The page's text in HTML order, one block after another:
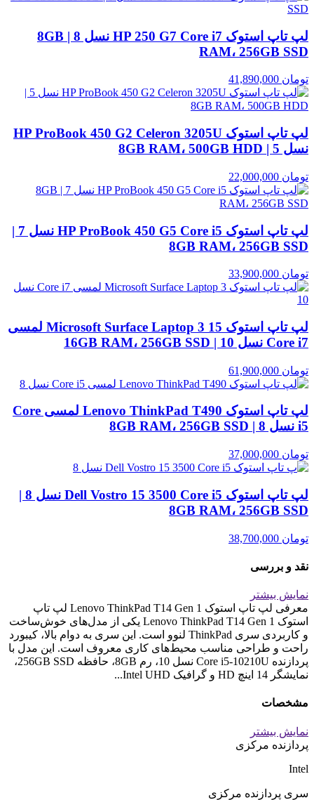
لپ تاپ استوک HP 250 G7 Core i7 نسل 8 | 8GB
RAM، 256GB SSD
تومان
لپ تاپ استوک HP ProBook 450 G2 Celeron 3205U
نسل 5 | 8GB RAM، 500GB HDD
تومان
لپ تاپ استوک HP ProBook 450 G5 Core i5 نسل 7 |
8GB RAM، 256GB SSD
تومان
لپ تاپ استوک Microsoft Surface Laptop 3 15 لمسی
Core i7 نسل 10 | 16GB RAM، 256GB SSD
تومان
لپ تاپ استوک Lenovo ThinkPad T490 لمسی Core
i5 نسل 8 | 8GB RAM، 256GB SSD
تومان
لپ تاپ استوک Dell Vostro 15 3500 Core i5 نسل 8 |
8GB RAM، 256GB SSD
تومان
نقد و بررسی
نمایش بیشتر
معرفی لپ تاپ استوک Lenovo ThinkPad T14 Gen 1 لپ تاپ
استوک Lenovo ThinkPad T14 Gen 1 یکی از مدل‌های خوش‌ساخت
و کاربردی سری ThinkPad لنوو است. این سری به دوام بالا، کیبورد
راحت و طراحی مناسب محیط‌های کاری معروف است. این مدل با
پردازنده Core i5-10210U نسل 10، رم 8GB، حافظه 256GB SSD،
نمایشگر 14 اینچ HD و گرافیک Intel UHD...
مشخصات
نمایش بیشتر
پردازنده مرکزی
Intel
سری پردازنده مرکزی